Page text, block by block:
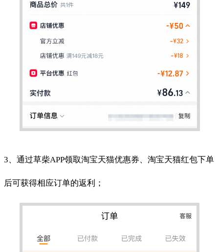
3、通过草柴APP领取淘宝天猫优惠券、淘宝天猫红包下单
后可获得相应订单的返利；